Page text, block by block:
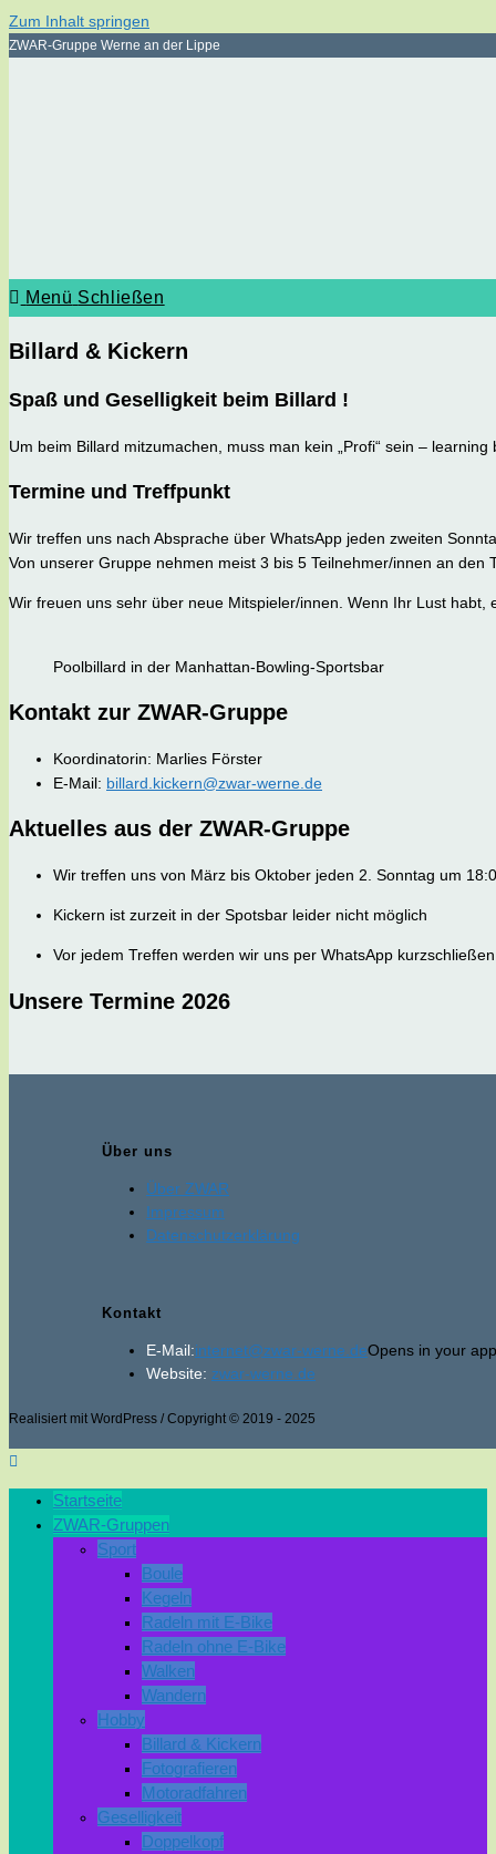
Zum Inhalt springen
ZWAR-Gruppe Werne an der Lippe
Menü Schließen
Billard & Kickern
Spaß und Geselligkeit beim Billard !
Um beim Billard mitzumachen, muss man kein „Profi“ sein –
Termine und Treffpunkt
Wir treffen uns nach Absprache über WhatsApp jeden zweiten
Von unserer Gruppe nehmen meist 3 bis 5 Teilnehmer/innen an
Wir freuen uns sehr über neue Mitspieler/innen. Wenn Ihr Lust
Poolbillard in der Manhattan-Bowling-Sportsbar
Kontakt zur ZWAR-Gruppe
Koordinatorin: Marlies Förster
E-Mail: billard.kickern@zwar-werne.de
Aktuelles aus der ZWAR-Gruppe
Wir treffen uns von März bis Oktober jeden 2. Sonntag um
Kickern ist zurzeit in der Spotsbar leider nicht möglich
Vor jedem Treffen werden wir uns per WhatsApp
Unsere Termine 2026
Über uns
Über ZWAR
Impressum
Datenschutzerklärung
Kontakt
E-Mail:internet@zwar-werne.deOpens in your
Website: zwar-werne.de
Realisiert mit WordPress / Copyright © 2019 - 2025
Startseite
ZWAR-Gruppen
Sport
Boule
Kegeln
Radeln mit E-Bike
Radeln ohne E-Bike
Walken
Wandern
Hobby
Billard & Kickern
Fotografieren
Motoradfahren
Geselligkeit
Doppelkopf